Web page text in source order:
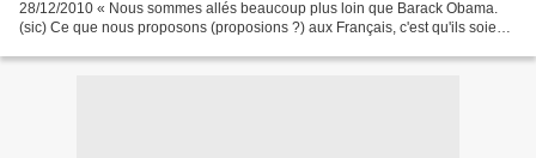
28/12/2010 « Nous sommes allés beaucoup plus loin que Barack Obama.
(sic) Ce que nous proposons (proposions ?) aux Français, c'est qu'ils soient